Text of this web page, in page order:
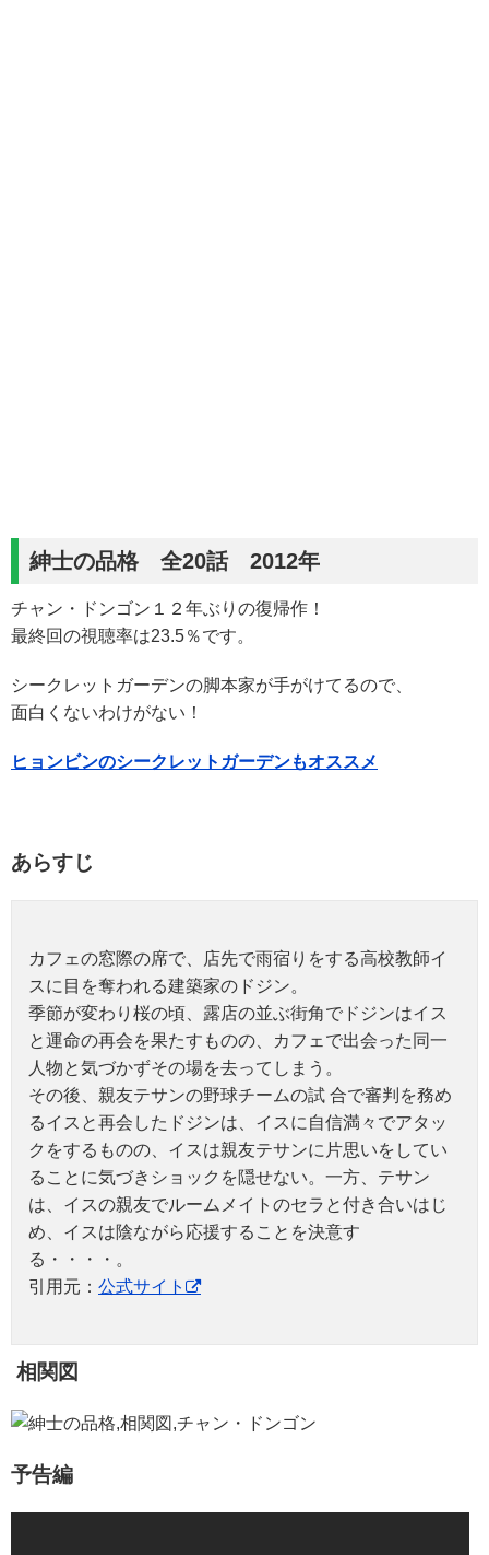
紳士の品格 全20話 2012年
チャン・ドンゴン１２年ぶりの復帰作！
最終回の視聴率は23.5％です。
シークレットガーデンの脚本家が手がけてるので、
面白くないわけがない！
ヒョンビンのシークレットガーデンもオススメ
あらすじ
カフェの窓際の席で、店先で雨宿りをする高校教師イ
スに目を奪われる建築家のドジン。
季節が変わり桜の頃、露店の並ぶ街角でドジンはイス
と運命の再会を果たすものの、カフェで出会った同一
人物と気づかずその場を去ってしまう。
その後、親友テサンの野球チームの試 合で審判を務め
るイスと再会したドジンは、イスに自信満々でアタッ
クをするものの、イスは親友テサンに片思いをしてい
ることに気づきショックを隠せない。一方、テサン
は、イスの親友でルームメイトのセラと付き合いはじ
め、イスは陰ながら応援することを決意す
る・・・・。
引用元： 公式サイト
相関図
予告編